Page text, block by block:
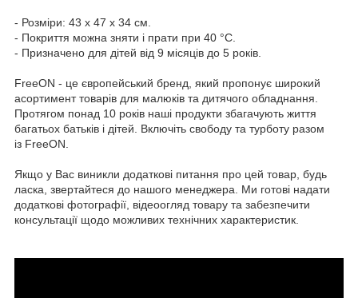
- Розміри: 43 x 47 x 34 см.
- Покриття можна зняти і прати при 40 °C.
- Призначено для дітей від 9 місяців до 5 років.
FreeON - це європейський бренд, який пропонує широкий
асортимент товарів для малюків та дитячого обладнання.
Протягом понад 10 років наші продукти збагачують життя
багатьох батьків і дітей. Включіть свободу та турботу разом
із FreeON.
Якщо у Вас виникли додаткові питання про цей товар, будь
ласка, звертайтеся до нашого менеджера. Ми готові надати
додаткові фотографії, відеоогляд товару та забезпечити
консультації щодо можливих технічних характеристик.